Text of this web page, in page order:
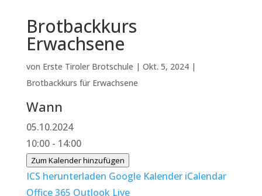
Brotbackkurs
Erwachsene
von Erste Tiroler Brotschule | Okt. 5, 2024|
Brotbackkurs für Erwachsene
Wann
05.10.2024
10:00 - 14:00
Zum Kalender hinzufügen
ICS herunterladen Google Kalender iCalendar
Office 365 Outlook Live